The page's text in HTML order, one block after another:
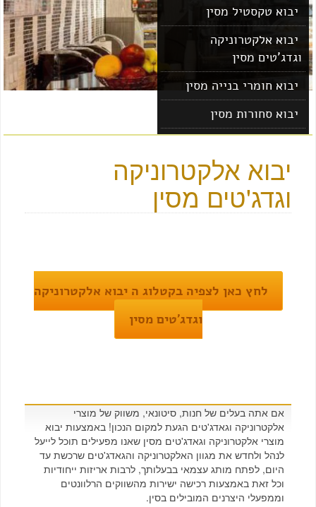
יבוא טקסטיל מסין
יבוא אלקטרוניקה
וגדג'טים מסין
יבוא חומרי בנייה מסין
יבוא סחורות מסין
יבוא אלקטרוניקה
וגדג'טים מסין
לחץ כאן לצפיה בקטלוג ה יבוא אלקטרוניקה
וגדג'טים מסין
אם אתה בעלים של חנות, סיטונאי, משווק של מוצרי
אלקטרוניקה וגאדג'טים הגעת למקום הנכון! באמצעות יבוא
מוצרי אלקטרוניקה וגאדג'טים מסין שאנו מפעילים תוכל לייעל
לנהל ולחדש את מגוון האלקטרוניקה והגאדג'טים שרכשת עד
היום, לפתח מותג עצמאי בבעלותך, לרבות אריזות ייחודיות
וכל זאת באמצעות רכישה ישירות מהשווקים הרלוונטים
וממפעלי היצרנים המובילים בסין.